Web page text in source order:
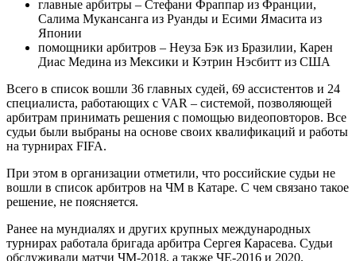
главные арбитры – Стефани Фраппар из Франции,
Салима Мукансанга из Руанды и Есими Ямасита из
Японии
помощники арбитров – Неуза Бэк из Бразилии, Карен
Диас Медина из Мексики и Кэтрин Нэсбитт из США
Всего в список вошли 36 главных судей, 69 ассистентов и 24
специалиста, работающих с VAR – системой, позволяющей
арбитрам принимать решения с помощью видеоповторов. Все
судьи были выбраны на основе своих квалификаций и работы
на турнирах FIFA.
При этом в организации отметили, что российские судьи не
вошли в список арбитров на ЧМ в Катаре. С чем связано такое
решение, не поясняется.
Ранее на мундиалях и других крупных международных
турнирах работала бригада арбитра Сергея Карасева. Судьи
обслуживали матчи ЧМ-2018, а также ЧЕ-2016 и 2020.